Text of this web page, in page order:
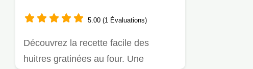
5.00 (1 Évaluations)
Découvrez la recette facile des
huitres gratinées au four. Une